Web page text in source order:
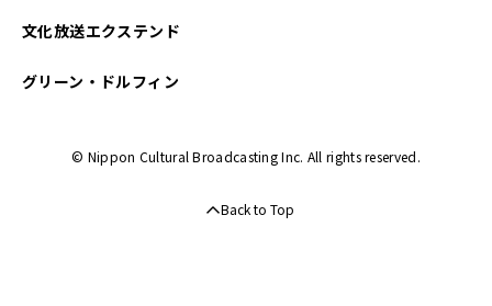
文化放送エクステンド
グリーン・ドルフィン
© Nippon Cultural Broadcasting Inc. All rights reserved.
Back to Top